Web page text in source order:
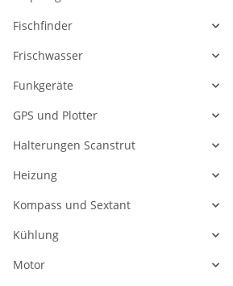
Fischfinder
Frischwasser
Funkgeräte
GPS und Plotter
Halterungen Scanstrut
Heizung
Kompass und Sextant
Kühlung
Motor